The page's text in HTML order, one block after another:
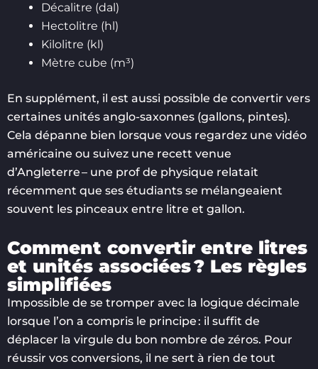
Décalitre (dal)
Hectolitre (hl)
Kilolitre (kl)
Mètre cube (m³)
En supplément, il est aussi possible de convertir vers
certaines unités anglo-saxonnes (gallons, pintes).
Cela dépanne bien lorsque vous regardez une vidéo
américaine ou suivez une recett venue
d’Angleterre – une prof de physique relatait
récemment que ses étudiants se mélangeaient
souvent les pinceaux entre litre et gallon.
Comment convertir entre litres
et unités associées ? Les règles
simplifiées
Impossible de se tromper avec la logique décimale
lorsque l’on a compris le principe : il suffit de
déplacer la virgule du bon nombre de zéros. Pour
réussir vos conversions, il ne sert à rien de tout